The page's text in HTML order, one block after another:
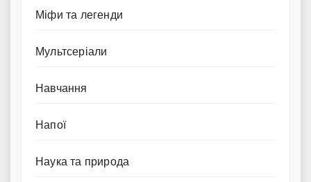
Міфи та легенди
Мультсеріали
Навчання
Напої
Наука та природа